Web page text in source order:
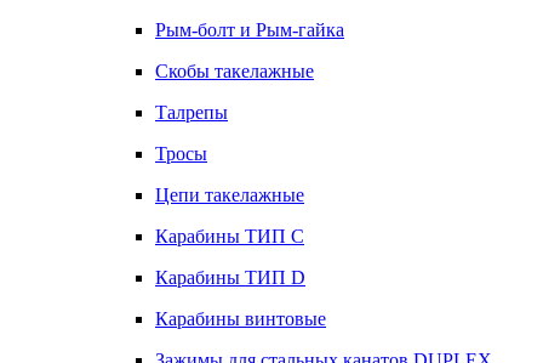
Рым-болт и Рым-гайка
Скобы такелажные
Талрепы
Тросы
Цепи такелажные
Карабины ТИП C
Карабины ТИП D
Карабины винтовые